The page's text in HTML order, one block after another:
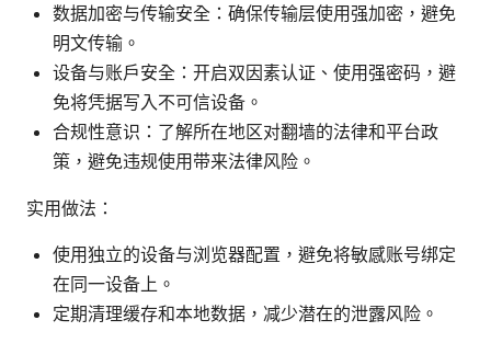
数据加密与传输安全：确保传输层使用强加密，避免
明文传输。
设备与账户安全：开启双因素认证、使用强密码，避
免将凭据写入不可信设备。
合规性意识：了解所在地区对翻墙的法律和平台政
策，避免违规使用带来法律风险。
实用做法：
使用独立的设备与浏览器配置，避免将敏感账号绑定
在同一设备上。
定期清理缓存和本地数据，减少潜在的泄露风险。